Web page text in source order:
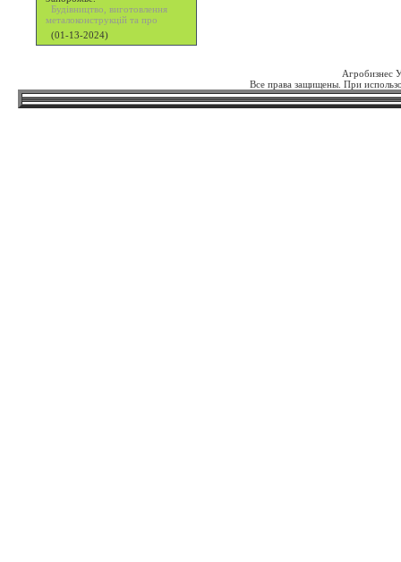
Будівництво, виготовлення
металоконструкцій та про
(01-13-2024)
Агробизнес
Все права защищены. При